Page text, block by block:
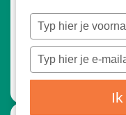
Typ
naam
in
Typ
e-
mailadres